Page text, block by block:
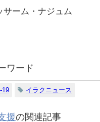
サーム・ナジュム
ワード
19 イラクニュース
援の関連記事